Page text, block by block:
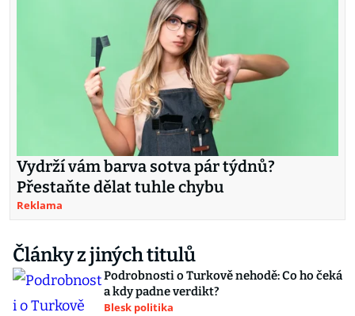
Vydrží vám barva sotva pár týdnů?
Přestaňte dělat tuhle chybu
Reklama
Články z jiných titulů
Podrobnosti o Turkově nehodě: Co ho čeká
a kdy padne verdikt?
Blesk politika